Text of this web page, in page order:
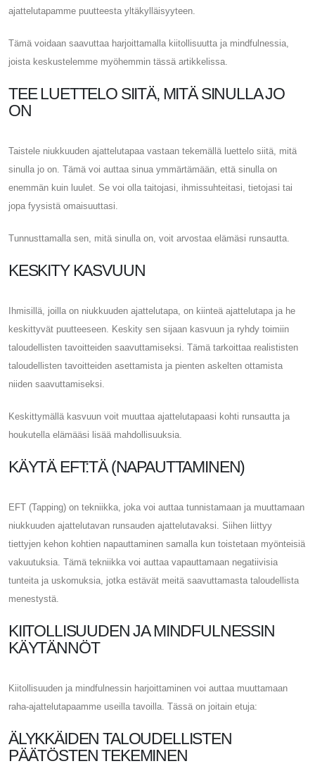
ajattelutapamme puutteesta yltäkylläisyyteen.
Tämä voidaan saavuttaa harjoittamalla kiitollisuutta ja mindfulnessia,
joista keskustelemme myöhemmin tässä artikkelissa.
TEE LUETTELO SIITÄ, MITÄ SINULLA JO
ON
Taistele niukkuuden ajattelutapaa vastaan ​​tekemällä luettelo siitä, mitä
sinulla jo on. Tämä voi auttaa sinua ymmärtämään, että sinulla on
enemmän kuin luulet. Se voi olla taitojasi, ihmissuhteitasi, tietojasi tai
jopa fyysistä omaisuuttasi.
Tunnusttamalla sen, mitä sinulla on, voit arvostaa elämäsi runsautta.
KESKITY KASVUUN
Ihmisillä, joilla on niukkuuden ajattelutapa, on kiinteä ajattelutapa ja he
keskittyvät puutteeseen. Keskity sen sijaan kasvuun ja ryhdy toimiin
taloudellisten tavoitteiden saavuttamiseksi. Tämä tarkoittaa realististen
taloudellisten tavoitteiden asettamista ja pienten askelten ottamista
niiden saavuttamiseksi.
Keskittymällä kasvuun voit muuttaa ajattelutapaasi kohti runsautta ja
houkutella elämääsi lisää mahdollisuuksia.
KÄYTÄ EFT:TÄ (NAPAUTTAMINEN)
EFT (Tapping) on ​​tekniikka, joka voi auttaa tunnistamaan ja muuttamaan
niukkuuden ajattelutavan runsauden ajattelutavaksi. Siihen liittyy
tiettyjen kehon kohtien napauttaminen samalla kun toistetaan myönteisiä
vakuutuksia. Tämä tekniikka voi auttaa vapauttamaan negatiivisia
tunteita ja uskomuksia, jotka estävät meitä saavuttamasta taloudellista
menestystä.
KIITOLLISUUDEN JA MINDFULNESSIN
KÄYTÄNNÖT
Kiitollisuuden ja mindfulnessin harjoittaminen voi auttaa muuttamaan
raha-ajattelutapaamme useilla tavoilla. Tässä on joitain etuja:
ÄLYKKÄIDEN TALOUDELLISTEN
PÄÄTÖSTEN TEKEMINEN